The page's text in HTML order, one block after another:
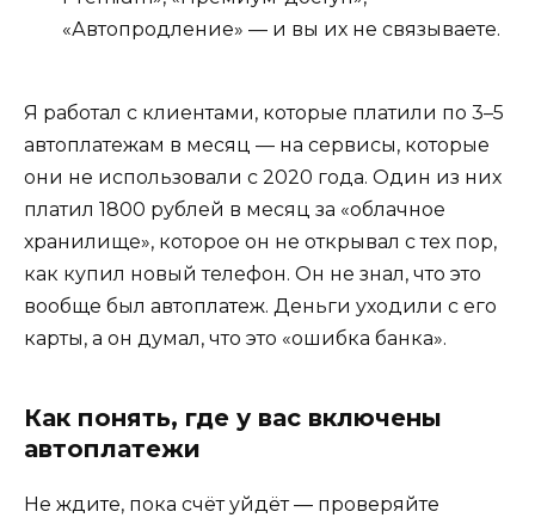
«Автопродление» — и вы их не связываете.
Я работал с клиентами, которые платили по 3–5
автоплатежам в месяц — на сервисы, которые
они не использовали с 2020 года. Один из них
платил 1800 рублей в месяц за «облачное
хранилище», которое он не открывал с тех пор,
как купил новый телефон. Он не знал, что это
вообще был автоплатеж. Деньги уходили с его
карты, а он думал, что это «ошибка банка».
Как понять, где у вас включены
автоплатежи
Не ждите, пока счёт уйдёт — проверяйте